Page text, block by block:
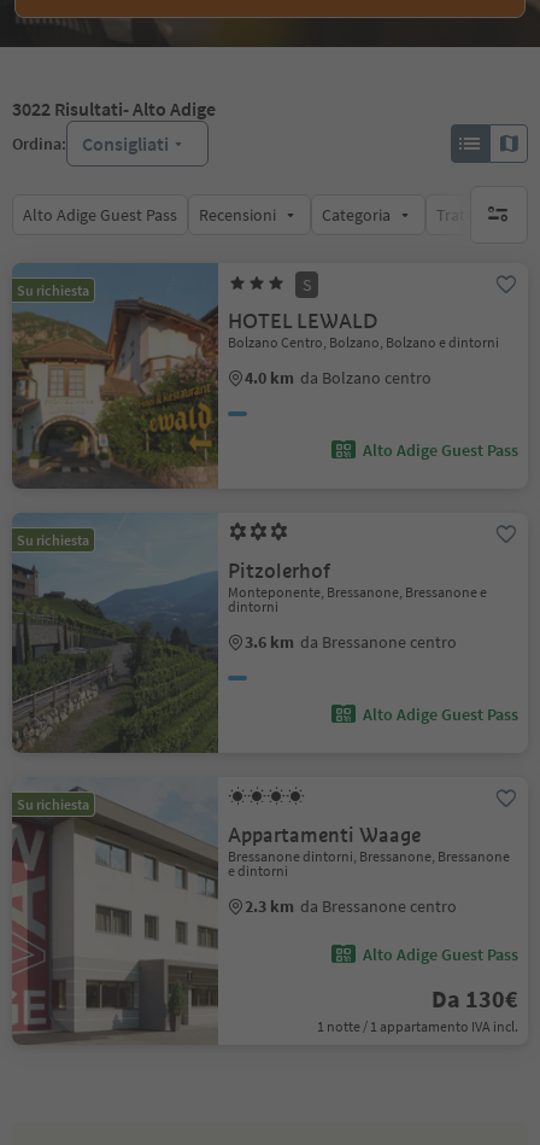
3022 Risultati- Alto Adige
Ordina: Consigliati
Alto Adige Guest Pass Recensioni Categoria Trattamento
Su richiesta S
HOTEL LEWALD
Bolzano Centro, Bolzano, Bolzano e dintorni
4.0 km da Bolzano centro
Alto Adige Guest Pass
Su richiesta
Pitzolerhof
Monteponente, Bressanone, Bressanone e
dintorni
3.6 km da Bressanone centro
Alto Adige Guest Pass
Su richiesta
Appartamenti Waage
Bressanone dintorni, Bressanone, Bressanone
e dintorni
2.3 km da Bressanone centro
Alto Adige Guest Pass
Da 130€
1 notte / 1 appartamento IVA incl.